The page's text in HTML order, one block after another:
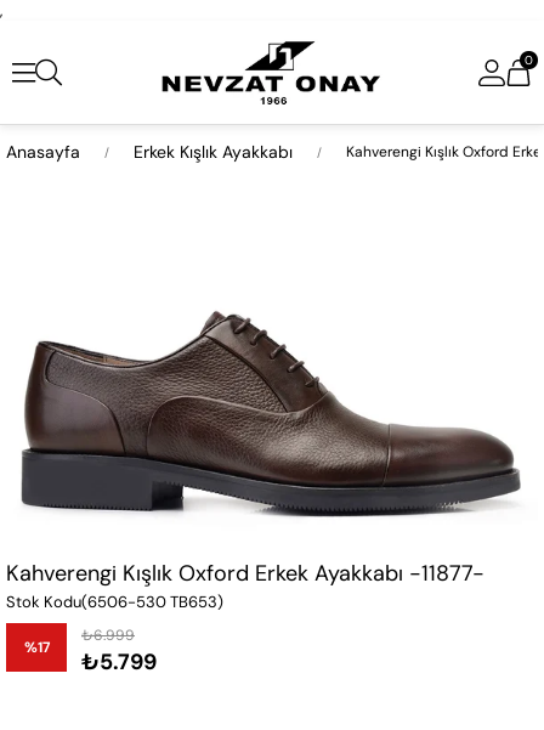
,
0
Anasayfa Erkek Kışlık Ayakkabı Kahverengi Kışlık Oxford
Kahverengi Kışlık Oxford Erkek Ayakkabı -11877-
Stok Kodu(6506-530 TB653)
%17
İndirim
₺6.999
₺5.799